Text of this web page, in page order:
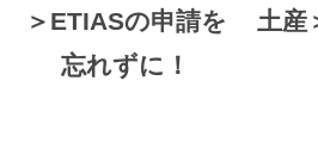
＞ETIASの申請を
忘れずに！
土産